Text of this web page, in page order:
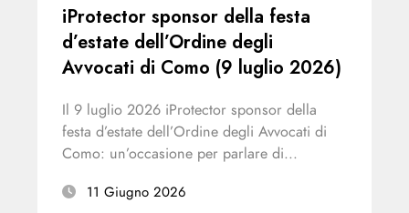
iProtector sponsor della festa
d’estate dell’Ordine degli
Avvocati di Como (9 luglio 2026)
Il 9 luglio 2026 iProtector sponsor della
festa d’estate dell’Ordine degli Avvocati di
Como: un’occasione per parlare di...
11 Giugno 2026